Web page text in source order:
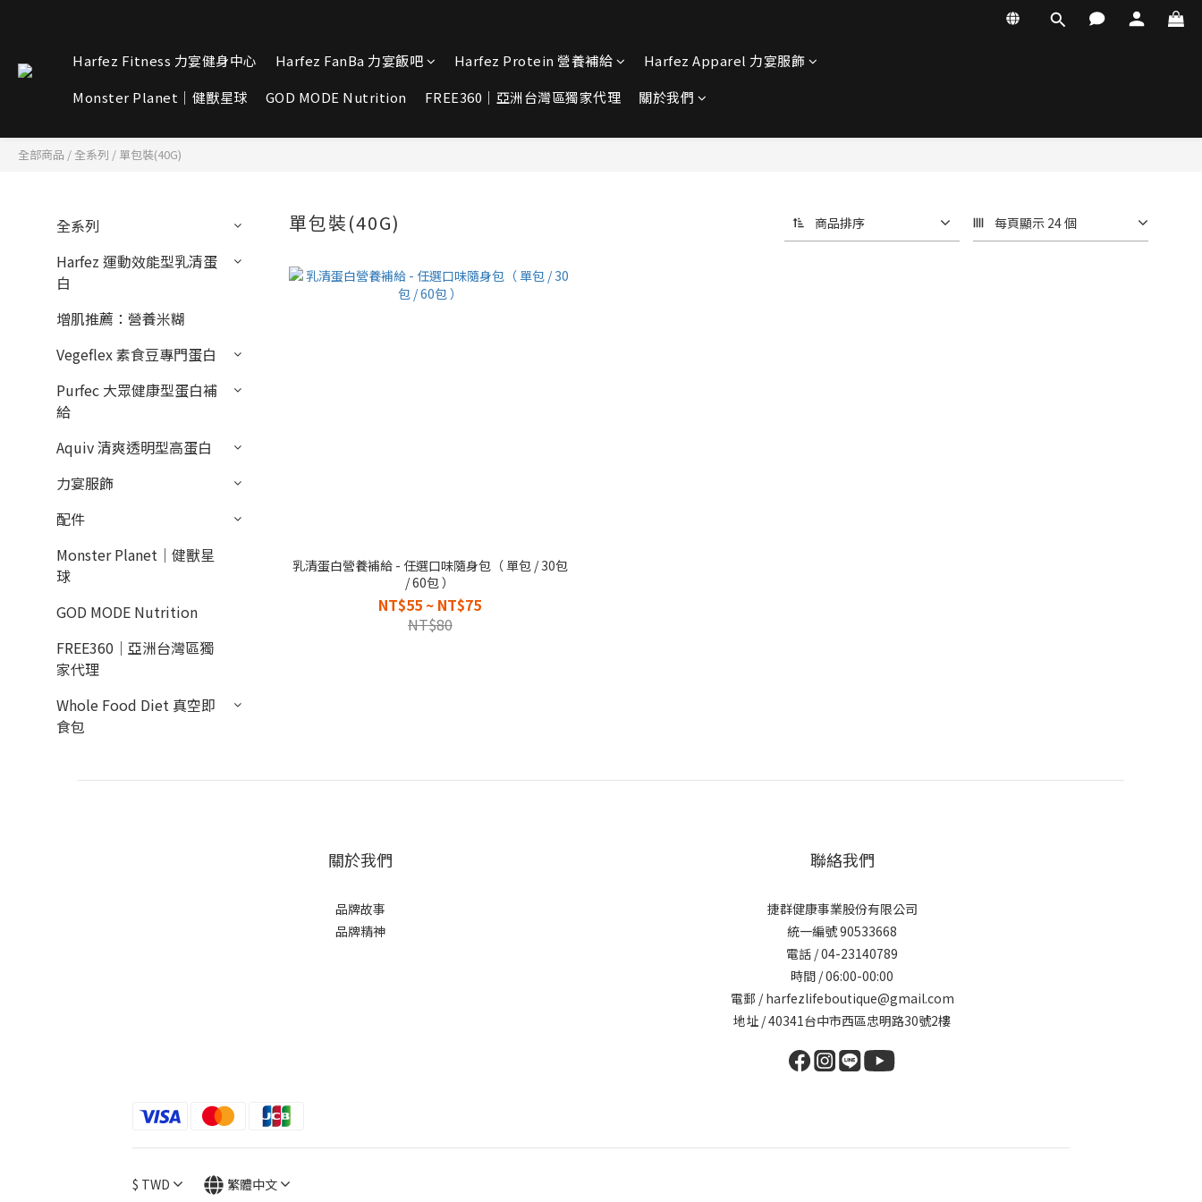
Harfez Fitness 力宴健身中心 Harfez FanBa 力宴飯吧 Harfez Protein 營養補給
Harfez Apparel 力宴服飾
Monster Planet｜健獸星球
GOD MODE Nutrition FREE360｜亞洲台灣區獨家代理 關於我們
全部商品 / 全系列 / 單包裝(40G)
全系列
Harfez 運動效能型乳清蛋
白
增肌推薦：營養米糊
Vegeflex 素食豆專門蛋白
Purfec 大眾健康型蛋白補
給
Aquiv 清爽透明型高蛋白
力宴服飾
配件
Monster Planet｜健獸星
球
GOD MODE Nutrition
FREE360｜亞洲台灣區獨
家代理
Whole Food Diet 真空即
食包
單包裝(40G) 商品排序 每頁顯示 24 個
乳清蛋白營養補給 - 任選口味隨身包（ 單包 / 30包
/ 60包 ）
NT$55 ~ NT$75
NT$80
關於我們
品牌故事
品牌精神
聯絡我們
捷群健康事業股份有限公司
統一編號 90533668
電話 / 04-23140789
時間 / 06:00-00:00
電郵 / harfezlifeboutique@gmail.com
地址 / 40341台中市西區忠明路30號2樓
$ TWD 繁體中文